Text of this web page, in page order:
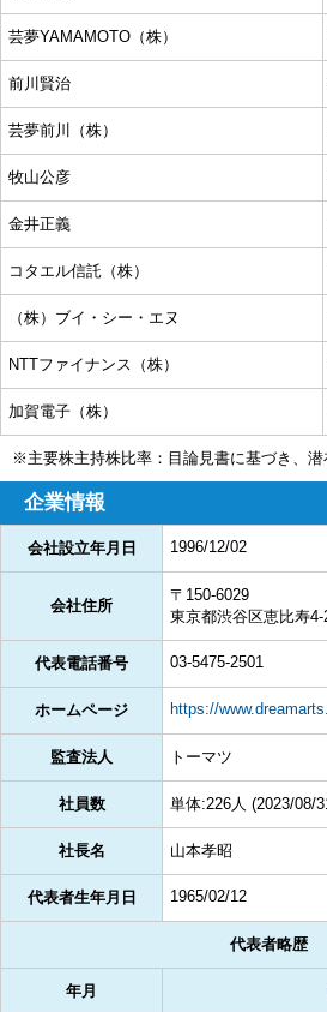
芸夢YAMAMOTO（株）
前川賢治
芸夢前川（株）
牧山公彦
金井正義
コタエル信託（株）
（株）ブイ・シー・エヌ
NTTファイナンス（株）
加賀電子（株）
※主要株主持株比率：目論見書に基づき、
企業情報
会社設立年月日 1996/12/02
会社住所
〒150-6029
東京都渋谷区恵比寿4-
代表電話番号 03-5475-2501
ホームページ https://
監査法人 トーマツ
社員数 単体:226人 (2023/08/
社長名 山本孝昭
代表者生年月日 1965/02/12
代表者略歴
年月